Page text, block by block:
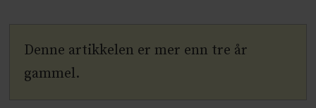
Denne artikkelen er mer enn tre år
gammel.